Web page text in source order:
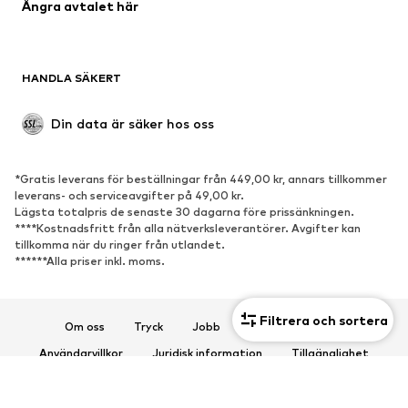
Filtrera och sortera
Badkläder
Upcycling
Populärt
Sneakers
Stövletter
Pumps & högklackade skor
Stövlar
Sandaler
Ballerinaskor
Pantoletter
Inneskor
Exklusiv
Ångra avtalet här
HANDLA SÄKERT
Din data är säker hos oss
*Gratis leverans för beställningar från 449,00 kr, annars tillkommer
leverans- och serviceavgifter på 49,00 kr.
Lägsta totalpris de senaste 30 dagarna före prissänkningen.
****Kostnadsfritt från alla nätverksleverantörer. Avgifter kan
tillkomma när du ringer från utlandet.
******Alla priser inkl. moms.
Om oss Tryck Jobb
Integritetspolicy
Användarvillkor
Juridisk information
Tillgänglighet